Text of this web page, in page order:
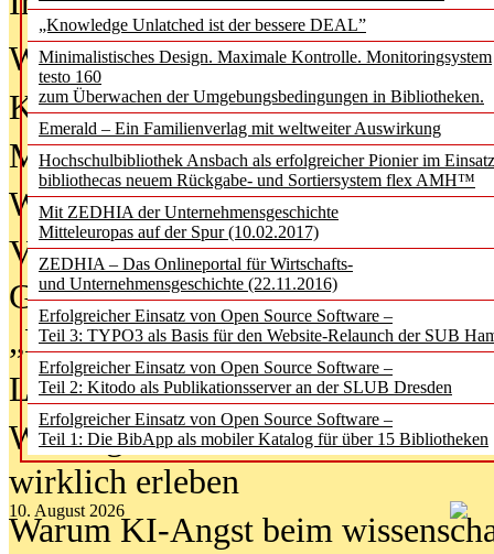
„Knowledge Unlatched ist der bessere DEAL”
Minimalistisches Design. Maximale Kontrolle. Monitoringsystem
testo 160
zum Überwachen der Umgebungsbedingungen in Bibliotheken.
Emerald – Ein Familienverlag mit weltweiter Auswirkung
Hochschulbibliothek Ansbach als erfolgreicher Pionier im
bibliothecas neuem Rückgabe- und Sortiersystem flex AMH™
Mit ZEDHIA der Unternehmensgeschichte
Mitteleuropas auf der Spur (10.02.2017)
ZEDHIA – Das Onlineportal für Wirtschafts-
und Unternehmensgeschichte (22.11.2016)
Erfolgreicher Einsatz von Open Source Software –
Teil 3: TYPO3 als Basis für den Website-Relaunch der SUB
Erfolgreicher Einsatz von Open Source Software –
Teil 2: Kitodo als Publikationsserver an der SLUB Dresden
Erfolgreicher Einsatz von Open Source Software –
Teil 1: Die BibApp als mobiler Katalog für über 15 Bibliotheken
10. August 2026
Was Hochschul­bibliotheken von
Kinder in der digitalen Welt
Metadaten als Infrastruktur
Wenn Bots katalogisieren
Von Abschlusskleidern bis
Geisterjagd-Ausrüstung in der
„Library of Things“ unterwegs
Lesen als Infrastrukturaufgabe
Wie Jugendliche Social Media
wirklich erleben
Warum KI-Angst beim